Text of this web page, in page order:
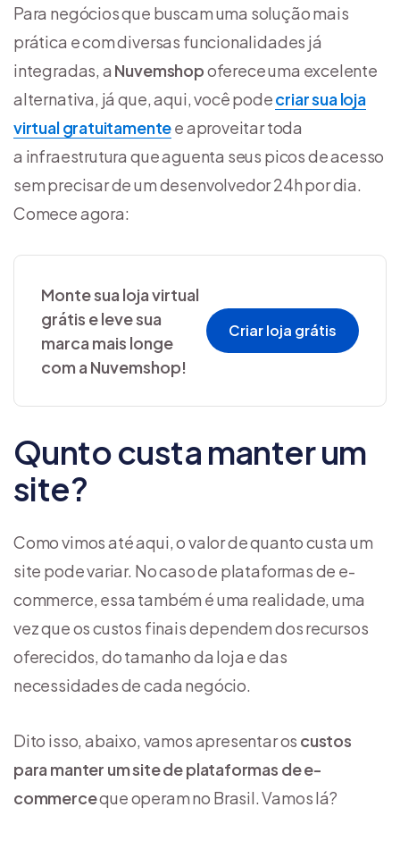
Para negócios que buscam uma solução mais
prática e com diversas funcionalidades já
integradas, a Nuvemshopoferece uma excelente
alternativa, já que, aqui, você podecriar sua loja
virtual gratuitamentee aproveitar toda
a infraestrutura que aguenta seus picos de acesso
sem precisar de um desenvolvedor 24h por dia.
Comece agora:
Monte sua loja virtual
grátis e leve sua
marca mais longe
com a Nuvemshop!
Criar loja grátis
Qunto custa manter um
site?
Como vimos até aqui, o valor de quanto custa um
site pode variar. No caso de plataformas de e-
commerce, essa também é uma realidade, uma
vez que os custos finais dependem dos recursos
oferecidos, do tamanho da loja e das
necessidades de cada negócio.
Dito isso, abaixo, vamos apresentar os custos
para manter um site de plataformas de e-
commerceque operam no Brasil. Vamos lá?